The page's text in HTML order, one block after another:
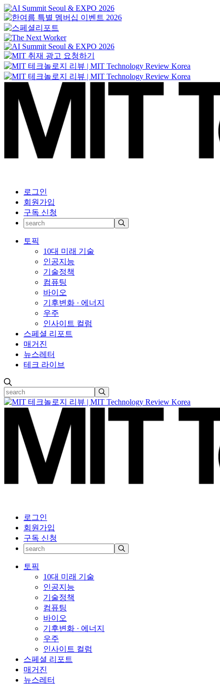
로그인
회원가입
구독 신청
토픽
10대 미래 기술
인공지능
기술정책
컴퓨팅
바이오
기후변화 · 에너지
우주
인사이트 컬럼
스페셜 리포트
매거진
뉴스레터
테크 라이브
로그인
회원가입
구독 신청
토픽
10대 미래 기술
인공지능
기술정책
컴퓨팅
바이오
기후변화 · 에너지
우주
인사이트 컬럼
스페셜 리포트
매거진
뉴스레터